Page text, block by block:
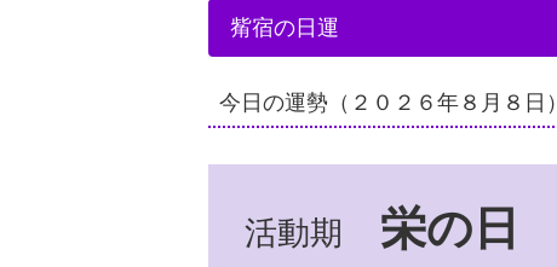
觜宿の日運
今日の運勢 （２０２６年８月８日）
活動期 栄の日